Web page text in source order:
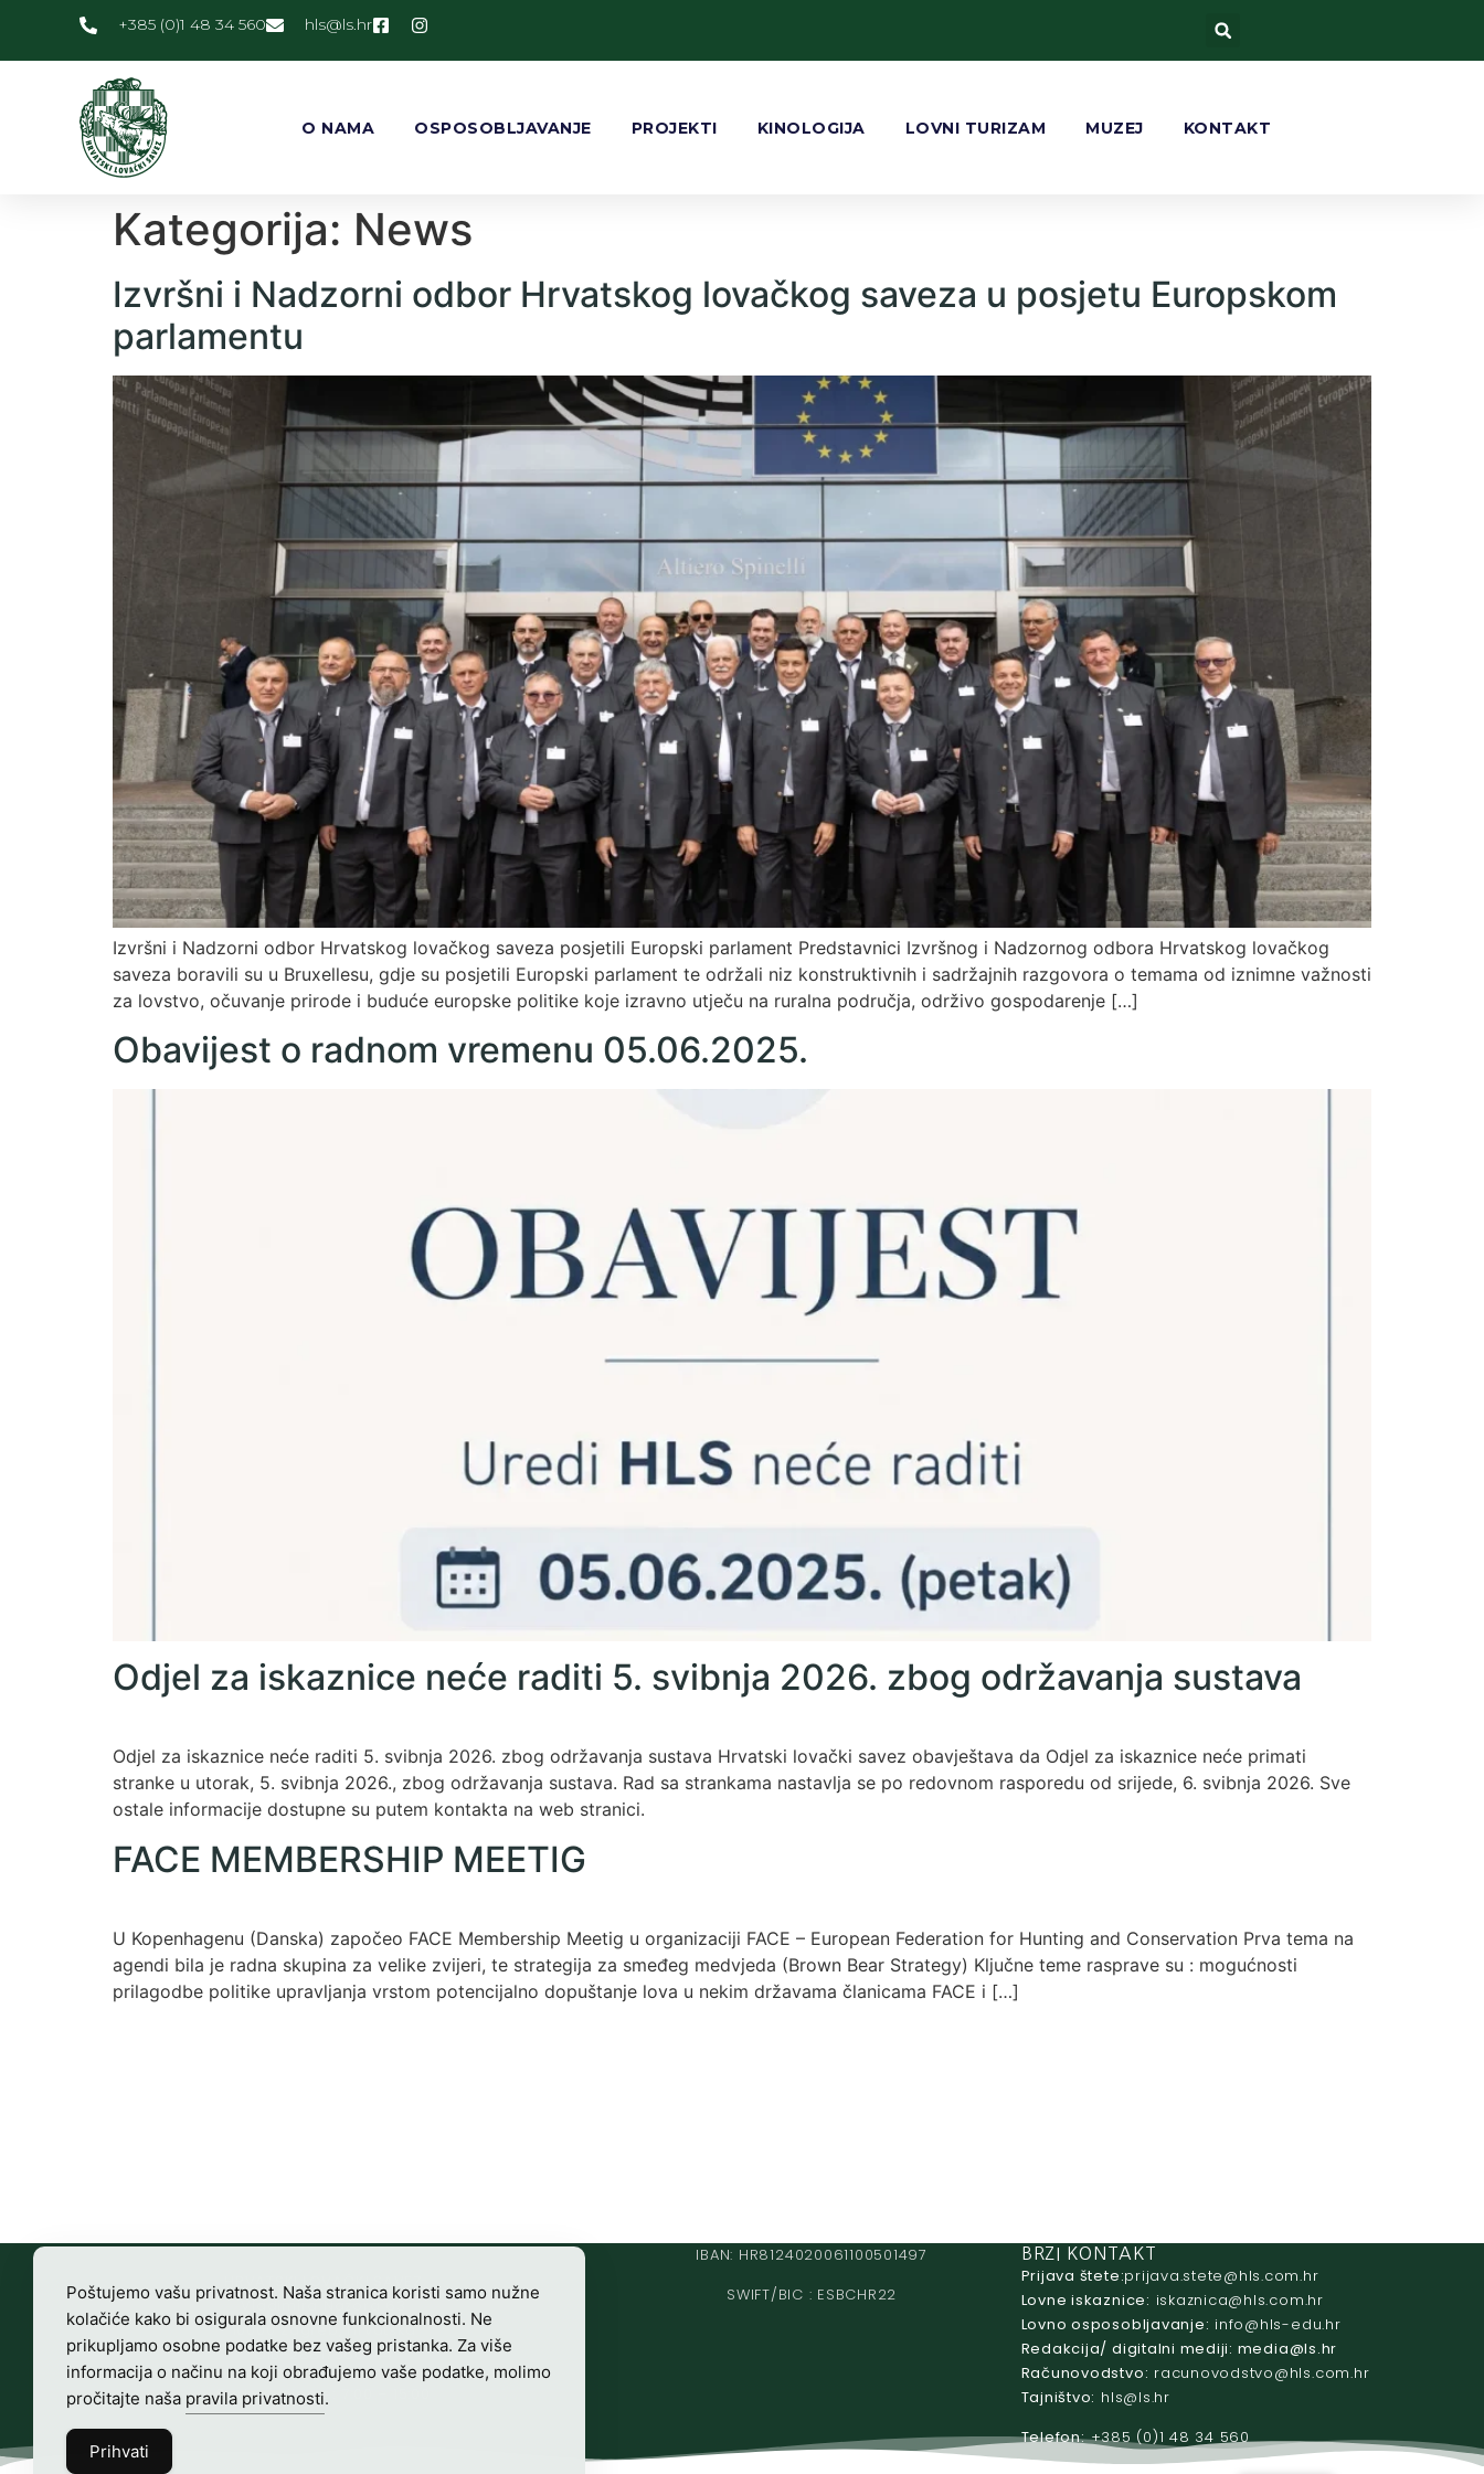
+385 (0)1 48 34 560 rh.sl
@slh
O NAMA OSPOSOBLJAVANJE PROJEKTI KINOLOGIJA LOVNI TURIZAM MUZEJ KONTAKT
Kategorija: News
Izvršni i Nadzorni odbor Hrvatskog lovačkog saveza u posjetu Europskom
parlamentu
Izvršni i Nadzorni odbor Hrvatskog lovačkog saveza posjetili Europski parlament Predstavnici Izvršnog i Nadzornog odbora Hrvatskog lovačkog
saveza boravili su u Bruxellesu, gdje su posjetili Europski parlament te održali niz konstruktivnih i sadržajnih razgovora o temama od iznimne važnosti
za lovstvo, očuvanje prirode i buduće europske politike koje izravno utječu na ruralna područja, održivo gospodarenje […]
Obavijest o radnom vremenu 05.06.2025.
Odjel za iskaznice neće raditi 5. svibnja 2026. zbog održavanja sustava
Odjel za iskaznice neće raditi 5. svibnja 2026. zbog održavanja sustava Hrvatski lovački savez obavještava da Odjel za iskaznice neće primati
stranke u utorak, 5. svibnja 2026., zbog održavanja sustava. Rad sa strankama nastavlja se po redovnom rasporedu od srijede, 6. svibnja 2026. Sve
ostale informacije dostupne su putem kontakta na web stranici.
FACE MEMBERSHIP MEETIG
U Kopenhagenu (Danska) započeo FACE Membership Meetig u organizaciji FACE – European Federation for Hunting and Conservation Prva tema na
agendi bila je radna skupina za velike zvijeri, te strategija za smeđeg medvjeda (Brown Bear Strategy) Ključne teme rasprave su : mogućnosti
prilagodbe politike upravljanja vrstom potencijalno dopuštanje lova u nekim državama članicama FACE i […]
HRVATSKI LOVAČKI SAVEZ
Vladimira Nazora 63
10000 Zagreb, Hrvatska
OIB-28817560444
Radno vrijeme:
IBAN: HR8124020061100501497
SWIFT/BIC : ESBCHR22
BRZI KONTAKT
Prijava štete: rh.moc.slh
@etets.avajirp
Lovne iskaznice:
rh.moc.slh
@acinzaksi
Lovno osposobljavanje:
rh.ude-slh
@ofni
Redakcija/ digitalni mediji:
rh.sl
@aidem
Računovodstvo:
rh.moc.slh
@ovtsdovonucar
Tajništvo:
rh.sl
@slh
Telefon: +385 (0)1 48 34 560
Poštujemo vašu privatnost. Naša stranica koristi samo nužne
kolačiće kako bi osigurala osnovne funkcionalnosti. Ne
prikupljamo osobne podatke bez vašeg pristanka. Za više
informacija o načinu na koji obrađujemo vaše podatke, molimo
pročitajte naša pravila privatnosti.
Prihvati